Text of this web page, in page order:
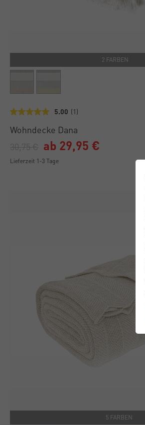
2 FARBEN
5.00 (1)
Wohndecke Dana
ab 29,95 €
Lieferzeit 1-3 Tage
5 FARBEN